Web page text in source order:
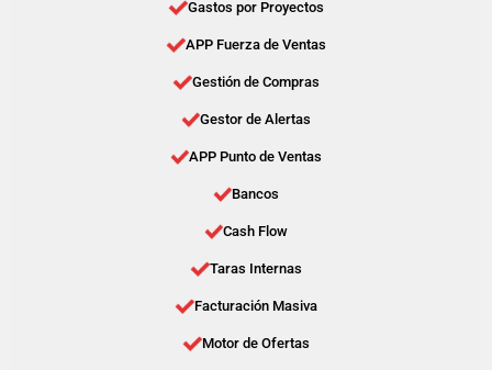
Gastos por Proyectos
APP Fuerza de Ventas
Gestión de Compras
Gestor de Alertas
APP Punto de Ventas
Bancos
Cash Flow
Taras Internas
Facturación Masiva
Motor de Ofertas